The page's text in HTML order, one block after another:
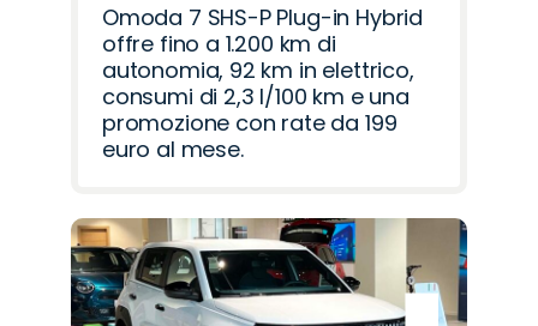
Omoda 7 SHS-P Plug-in Hybrid
offre fino a 1.200 km di
autonomia, 92 km in elettrico,
consumi di 2,3 l/100 km e una
promozione con rate da 199
euro al mese.